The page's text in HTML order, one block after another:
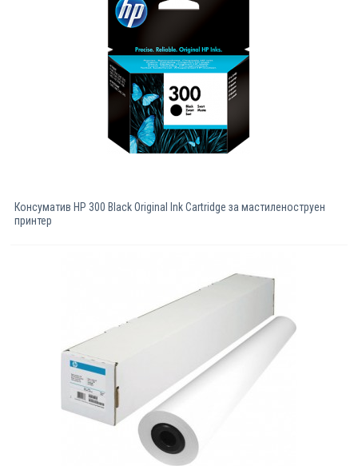
Консуматив HP 300 Black Original Ink Cartridge за мастиленоструен
принтер